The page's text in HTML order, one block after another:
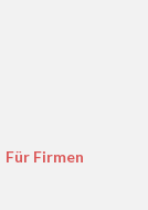
Für Firmen